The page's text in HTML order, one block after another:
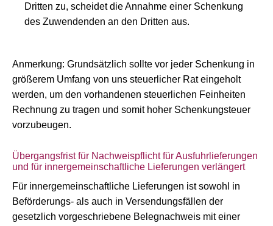
Dritten zu, scheidet die Annahme einer Schenkung
des Zuwendenden an den Dritten aus.
Anmerkung: Grundsätzlich sollte vor jeder Schenkung in
größerem Umfang von uns steuerlicher Rat eingeholt
werden, um den vorhandenen steuerlichen Feinheiten
Rechnung zu tragen und somit hoher Schenkungsteuer
vorzubeugen.
Übergangsfrist für Nachweispflicht für Ausfuhrlieferungen
und für innergemeinschaftliche Lieferungen verlängert
Für innergemeinschaftliche Lieferungen ist sowohl in
Beförderungs- als auch in Versendungsfällen der
gesetzlich vorgeschriebene Belegnachweis mit einer